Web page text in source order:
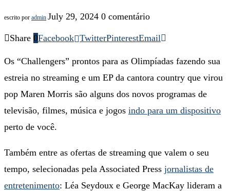
escrito por admin July 29, 2024 0 comentário
Share 0Facebook TwitterPinterestEmail
Os “Challengers” prontos para as Olimpíadas fazendo sua
estreia no streaming e um EP da cantora country que virou
pop Maren Morris são alguns dos novos programas de
televisão, filmes, música e jogos indo para um dispositivo
perto de você.
Também entre as ofertas de streaming que valem o seu
tempo, selecionadas pela Associated Press jornalistas de
entretenimento: Léa Seydoux e George MacKay lideram a